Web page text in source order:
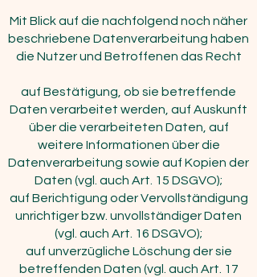
Mit Blick auf die nachfolgend noch näher
beschriebene Datenverarbeitung haben
die Nutzer und Betroffenen das Recht
auf Bestätigung, ob sie betreffende
Daten verarbeitet werden, auf Auskunft
über die verarbeiteten Daten, auf
weitere Informationen über die
Datenverarbeitung sowie auf Kopien der
Daten (vgl. auch Art. 15 DSGVO);
auf Berichtigung oder Vervollständigung
unrichtiger bzw. unvollständiger Daten
(vgl. auch Art. 16 DSGVO);
auf unverzügliche Löschung der sie
betreffenden Daten (vgl. auch Art. 17